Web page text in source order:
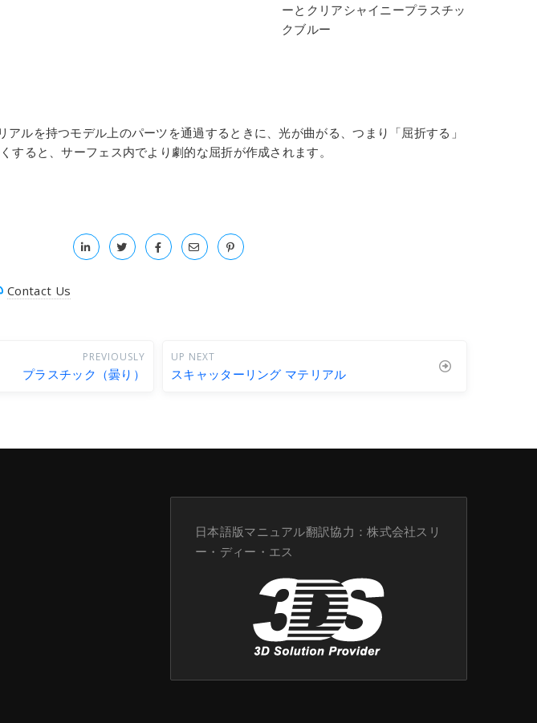
ーとクリアシャイニープラスチッ
クブルー
アルを持つモデル上のパーツを通過するときに、光が曲がる、つまり「屈折する」
すると、サーフェス内でより劇的な屈折が作成されます。
Contact Us
PREVIOUSLY
プラスチック（曇り）
UP NEXT
スキャッターリング マテリアル
日本語版マニュアル翻訳協力：株式会社スリ
ー・ディー・エス